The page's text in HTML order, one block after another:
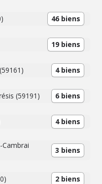
46 biens
19 biens
4 biens
(59191) 6 biens
4 biens
3 biens
2 biens